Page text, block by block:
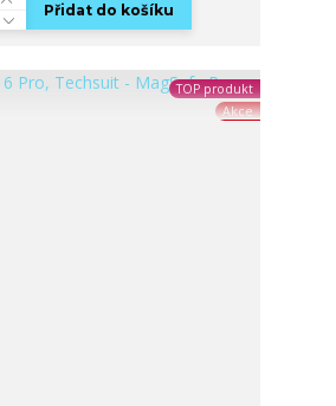
Přidat do košíku
TOP produkt
Akce